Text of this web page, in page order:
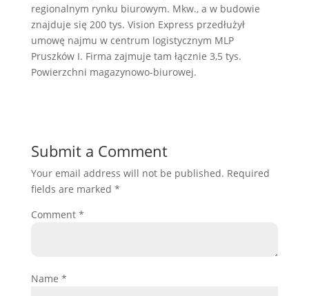
regionalnym rynku biurowym. Mkw., a w budowie
znajduje się 200 tys. Vision Express przedłużył
umowę najmu w centrum logistycznym MLP
Pruszków I. Firma zajmuje tam łącznie 3,5 tys.
Powierzchni magazynowo-biurowej.
Submit a Comment
Your email address will not be published. Required
fields are marked *
Comment *
Name *